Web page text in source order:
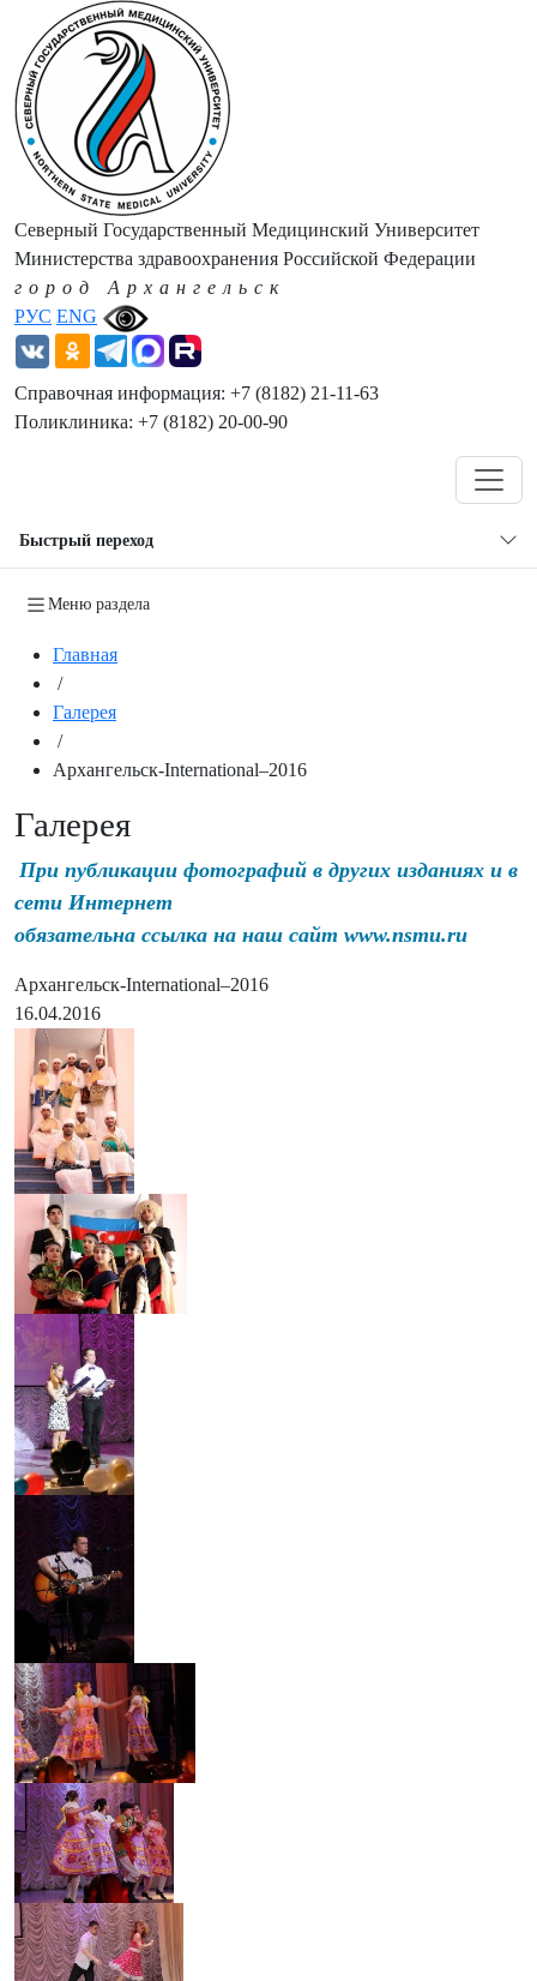
РУС ENG
Северный Государственный Медицинский Университет
Министерства здравоохранения Российской Федерации
город Архангельск
Справочная информация: +7 (8182) 21-11-63
Поликлиника: +7 (8182) 20-00-90
Быстрый переход
Меню раздела
Главная
/
Галерея
/
Архангельск-International–2016
Галерея
При публикации фотографий в других изданиях и в
сети Интернет
обязательна ссылка на наш сайт www.nsmu.ru
Архангельск-International–2016
16.04.2016